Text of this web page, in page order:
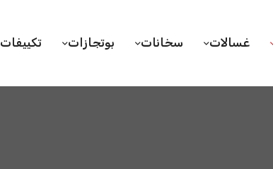
غسالات سخانات بوتجازات تكييفات